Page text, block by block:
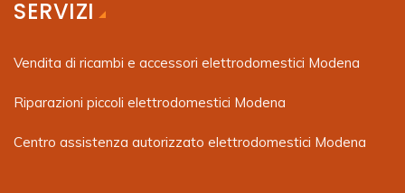
SERVIZI
Vendita di ricambi e accessori elettrodomestici Modena
Riparazioni piccoli elettrodomestici Modena
Centro assistenza autorizzato elettrodomestici Modena